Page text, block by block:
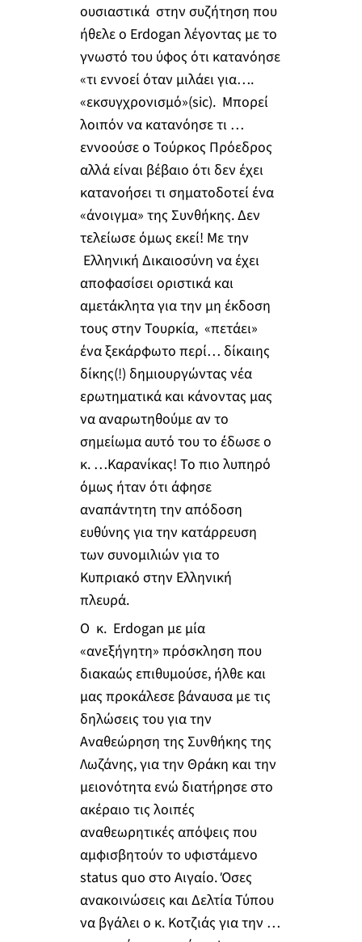
ουσιαστικά στην συζήτηση που
ήθελε ο Erdogan λέγοντας με το
γνωστό του ύφος ότι κατανόησε
«τι εννοεί όταν μιλάει για….
«εκσυγχρονισμό»(sic). Μπορεί
λοιπόν να κατανόησε τι …
εννοούσε ο Τούρκος Πρόεδρος
αλλά είναι βέβαιο ότι δεν έχει
κατανοήσει τι σηματοδοτεί ένα
«άνοιγμα» της Συνθήκης. Δεν
τελείωσε όμως εκεί! Με την
Ελληνική Δικαιοσύνη να έχει
αποφασίσει οριστικά και
αμετάκλητα για την μη έκδοση
τους στην Τουρκία, «πετάει»
ένα ξεκάρφωτο περί… δίκαιης
δίκης(!) δημιουργώντας νέα
ερωτηματικά και κάνοντας μας
να αναρωτηθούμε αν το
σημείωμα αυτό του το έδωσε ο
κ. …Καρανίκας! Το πιο λυπηρό
όμως ήταν ότι άφησε
αναπάντητη την απόδοση
ευθύνης για την κατάρρευση
των συνομιλιών για το
Κυπριακό στην Ελληνική
πλευρά.
Ο κ. Erdogan με μία
«ανεξήγητη» πρόσκληση που
διακαώς επιθυμούσε, ήλθε και
μας προκάλεσε βάναυσα με τις
δηλώσεις του για την
Αναθεώρηση της Συνθήκης της
Λωζάνης, για την Θράκη και την
μειονότητα ενώ διατήρησε στο
ακέραιο τις λοιπές
αναθεωρητικές απόψεις που
αμφισβητούν το υφιστάμενο
status quo στο Αιγαίο. Όσες
ανακοινώσεις και Δελτία Τύπου
να βγάλει ο κ. Κοτζιάς για την …